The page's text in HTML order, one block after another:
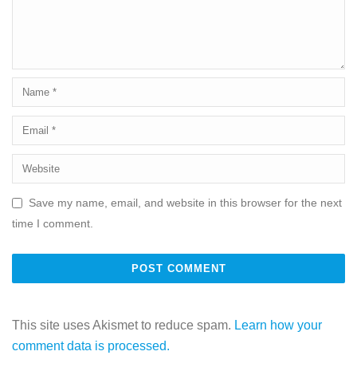
Save my name, email, and website in this browser for the next
time I comment.
This site uses Akismet to reduce spam. Learn how your
comment data is processed.